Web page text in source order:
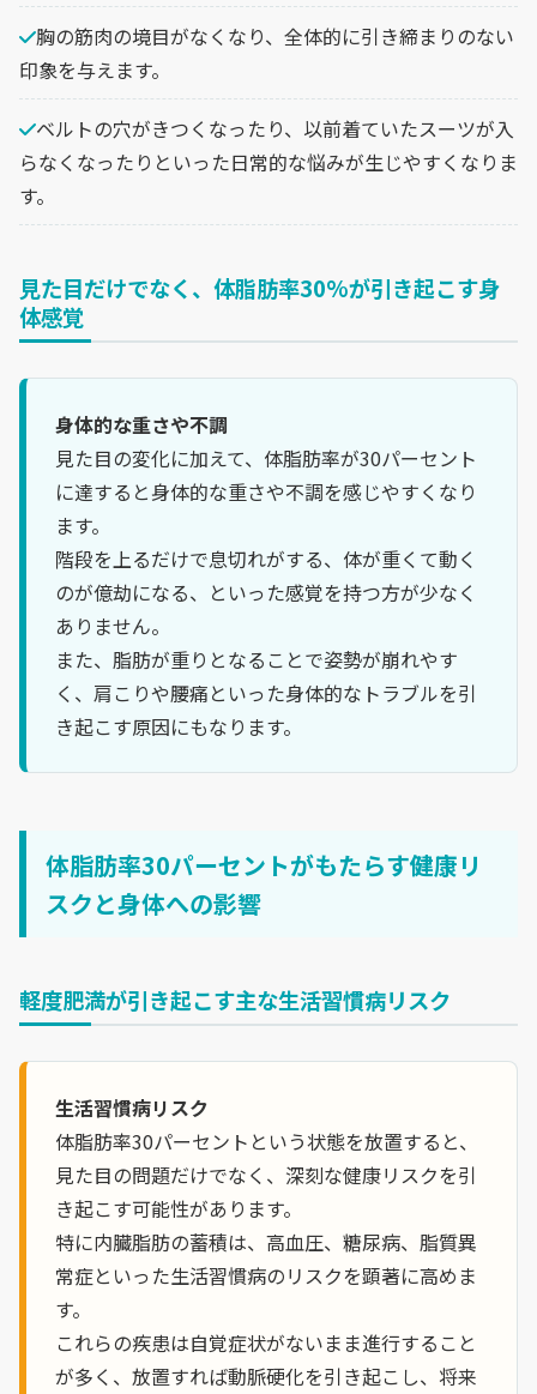
胸の筋肉の境目がなくなり、全体的に引き締まりのない
印象を与えます。
ベルトの穴がきつくなったり、以前着ていたスーツが入
らなくなったりといった日常的な悩みが生じやすくなりま
す。
見た目だけでなく、体脂肪率30%が引き起こす身
体感覚
身体的な重さや不調
見た目の変化に加えて、体脂肪率が30パーセント
に達すると身体的な重さや不調を感じやすくなり
ます。
階段を上るだけで息切れがする、体が重くて動く
のが億劫になる、といった感覚を持つ方が少なく
ありません。
また、脂肪が重りとなることで姿勢が崩れやす
く、肩こりや腰痛といった身体的なトラブルを引
き起こす原因にもなります。
体脂肪率30パーセントがもたらす健康リ
スクと身体への影響
軽度肥満が引き起こす主な生活習慣病リスク
生活習慣病リスク
体脂肪率30パーセントという状態を放置すると、
見た目の問題だけでなく、深刻な健康リスクを引
き起こす可能性があります。
特に内臓脂肪の蓄積は、高血圧、糖尿病、脂質異
常症といった生活習慣病のリスクを顕著に高めま
す。
これらの疾患は自覚症状がないまま進行すること
が多く、放置すれば動脈硬化を引き起こし、将来